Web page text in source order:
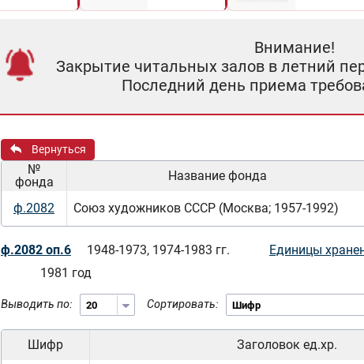
Внимание!
Закрытие читальных залов в летний
Последний день приема
Вернуться
№
фонда
Название фонда
ф.2082
Союз художников СССР (Москва; 1957-1992)
ф.2082 оп.6 1948-1973, 1974-1983 гг. Единицы
1981 год
Выводить по: Сортировать:
Шифр Заголовок ед.хр.